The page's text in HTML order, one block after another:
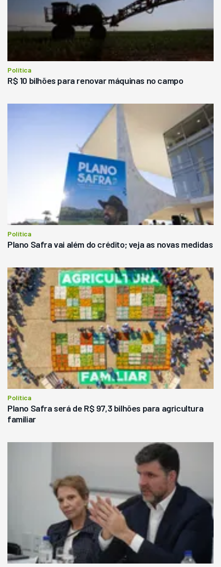
Política
R$ 10 bilhões para renovar máquinas no campo
Política
Plano Safra vai além do crédito; veja as novas medidas
Política
Plano Safra será de R$ 97,3 bilhões para agricultura
familiar